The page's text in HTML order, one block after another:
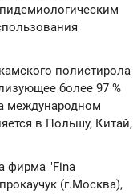
полистирола
более 97 %
международном
в Польшу, Китай,
фирма "Fina
(г.Москва),